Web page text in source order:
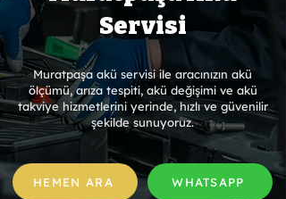
Servisi
Muratpaşa akü servisi ile aracınızın akü
ölçümü, arıza tespiti, akü değişimi ve akü
takviye hizmetlerini yerinde, hızlı ve güvenilir
şekilde sunuyoruz.
HEMEN ARA WHATSAPP